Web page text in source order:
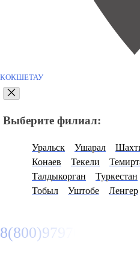
КОКШЕТАУ
Выберите филиал:
Уральск Ушарал
Конаев
Текели
Талдыкорган
Туркестан
Тобыл
Уштобе Ленгер
8(800)9797043